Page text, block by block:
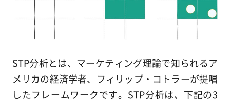
STP分析とは、マーケティング理論で知られるア
メリカの経済学者、フィリップ・コトラーが提唱
したフレームワークです。STP分析は、下記の3